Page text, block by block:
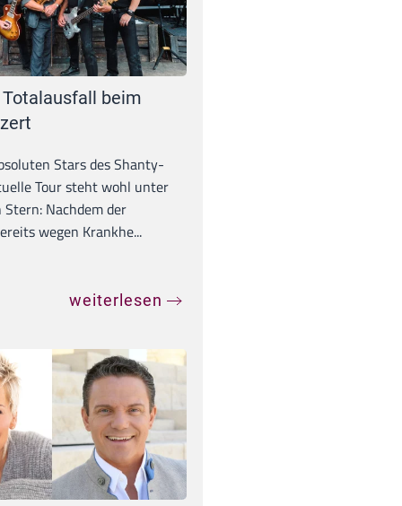
beim
Stars des Shanty-
Tour steht wohl unter
Nachdem der
wegen Krankhe...
weiterlesen